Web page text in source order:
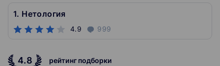
1. Нетология
4.9 999
4.8 рейтинг подборки